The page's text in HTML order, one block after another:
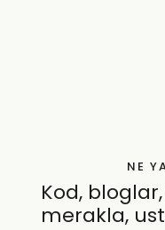
NE
Kod,
merakla,